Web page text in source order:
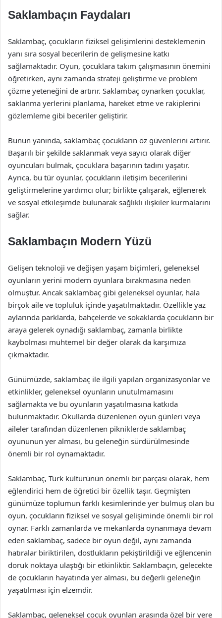
Saklambaçın Faydaları
Saklambaç, çocukların fiziksel gelişimlerini desteklemenin
yanı sıra sosyal becerilerin de gelişmesine katkı
sağlamaktadır. Oyun, çocuklara takım çalışmasının önemini
öğretirken, aynı zamanda strateji geliştirme ve problem
çözme yeteneğini de artırır. Saklambaç oynarken çocuklar,
saklanma yerlerini planlama, hareket etme ve rakiplerini
gözlemleme gibi beceriler geliştirir.
Bunun yanında, saklambaç çocukların öz güvenlerini artırır.
Başarılı bir şekilde saklanmak veya sayıcı olarak diğer
oyuncuları bulmak, çocuklara başarının tadını yaşatır.
Ayrıca, bu tür oyunlar, çocukların iletişim becerilerini
geliştirmelerine yardımcı olur; birlikte çalışarak, eğlenerek
ve sosyal etkileşimde bulunarak sağlıklı ilişkiler kurmalarını
sağlar.
Saklambaçın Modern Yüzü
Gelişen teknoloji ve değişen yaşam biçimleri, geleneksel
oyunların yerini modern oyunlara bırakmasına neden
olmuştur. Ancak saklambaç gibi geleneksel oyunlar, hala
birçok aile ve topluluk içinde yaşatılmaktadır. Özellikle yaz
aylarında parklarda, bahçelerde ve sokaklarda çocukların bir
araya gelerek oynadığı saklambaç, zamanla birlikte
kaybolması muhtemel bir değer olarak da karşımıza
çıkmaktadır.
Günümüzde, saklambaç ile ilgili yapılan organizasyonlar ve
etkinlikler, geleneksel oyunların unutulmamasını
sağlamakta ve bu oyunların yaşatılmasına katkıda
bulunmaktadır. Okullarda düzenlenen oyun günleri veya
aileler tarafından düzenlenen pikniklerde saklambaç
oyununun yer alması, bu geleneğin sürdürülmesinde
önemli bir rol oynamaktadır.
Saklambaç, Türk kültürünün önemli bir parçası olarak, hem
eğlendirici hem de öğretici bir özellik taşır. Geçmişten
günümüze toplumun farklı kesimlerinde yer bulmuş olan bu
oyun, çocukların fiziksel ve sosyal gelişiminde önemli bir rol
oynar. Farklı zamanlarda ve mekanlarda oynanmaya devam
eden saklambaç, sadece bir oyun değil, aynı zamanda
hatıralar biriktirilen, dostlukların pekiştirildiği ve eğlencenin
doruk noktaya ulaştığı bir etkinliktir. Saklambaçın, gelecekte
de çocukların hayatında yer alması, bu değerli geleneğin
yaşatılması için elzemdir.
Saklambaç, geleneksel çocuk oyunları arasında özel bir yere